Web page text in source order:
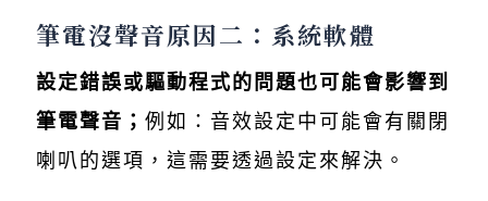
筆電沒聲音原因二：系統軟體
設定錯誤或驅動程式的問題也可能會影響到
筆電聲音； 例如：音效設定中可能會有關閉
喇叭的選項，這需要透過設定來解決。